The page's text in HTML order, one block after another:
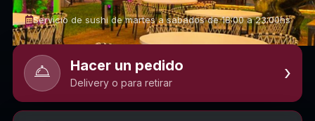
Servicio de sushi de martes a sabados de 18:00 a 23:00hs
Hacer un pedido
Delivery o para retirar ›